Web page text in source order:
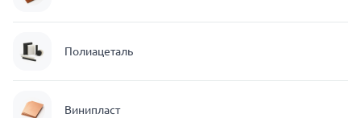
Полиацеталь
Винипласт